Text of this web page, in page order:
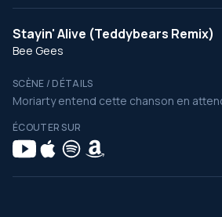
Stayin' Alive (Teddybears Remix)
Bee Gees
SCÈNE / DÉTAILS
Moriarty entend cette chanson en
ÉCOUTER SUR